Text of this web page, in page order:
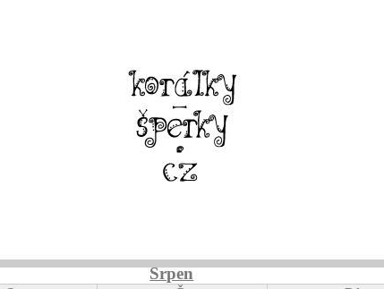
Srpen